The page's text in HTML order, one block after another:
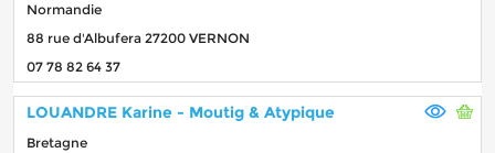
Normandie
88 rue d'Albufera 27200 VERNON
07 78 82 64 37
LOUANDRE Karine - Moutig & Atypique
Bretagne